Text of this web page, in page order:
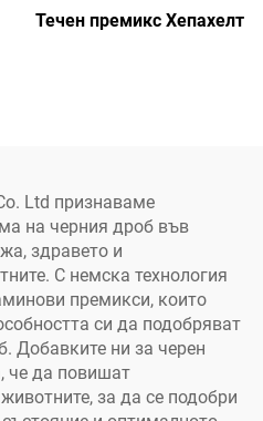
Течен премикс Хепахелт
Ltd признаваме
на черния дроб във
здравето и
С немска технология
премикси, които
си да подобряват
Добавките ни за черен
че да повишат
за да се подобри